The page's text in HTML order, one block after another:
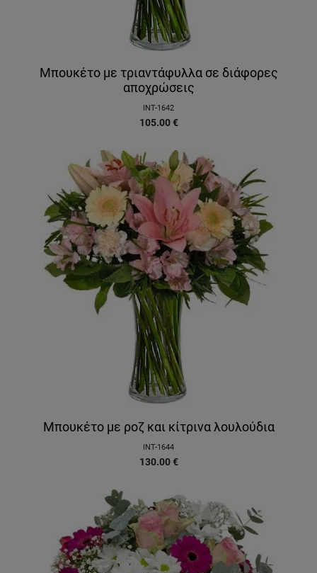
Μπουκέτο με τριαντάφυλλα σε διάφορες
αποχρώσεις
INT-1642
105.00 €
Μπουκέτο με ροζ και κίτρινα λουλούδια
INT-1644
130.00 €